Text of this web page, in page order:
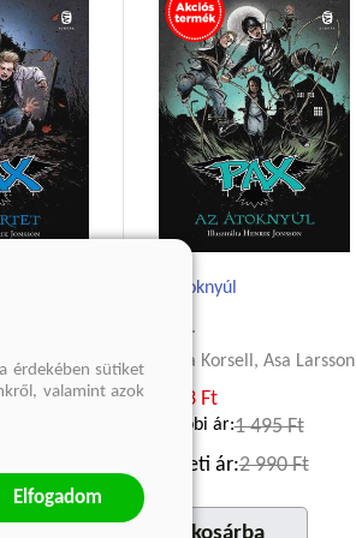
Larsson
Az átoknyúl
PAX 4.
Ingela Korsell, Asa Larsson
2 243 Ft
Korábbi ár:1 495 Ft
Eredeti ár:2 990 Ft
érdekében sütiket
valamint azok
Elfogadom